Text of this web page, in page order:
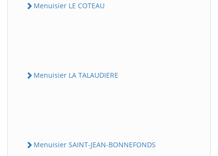
Menuisier LE COTEAU
Menuisier LA TALAUDIERE
Menuisier SAINT-JEAN-BONNEFONDS